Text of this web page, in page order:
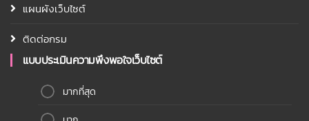
แผนผังเว็บไซต์
ติดต่อกรม
แบบประเมินความพึงพอใจเว็บไซต์
มากที่สุด